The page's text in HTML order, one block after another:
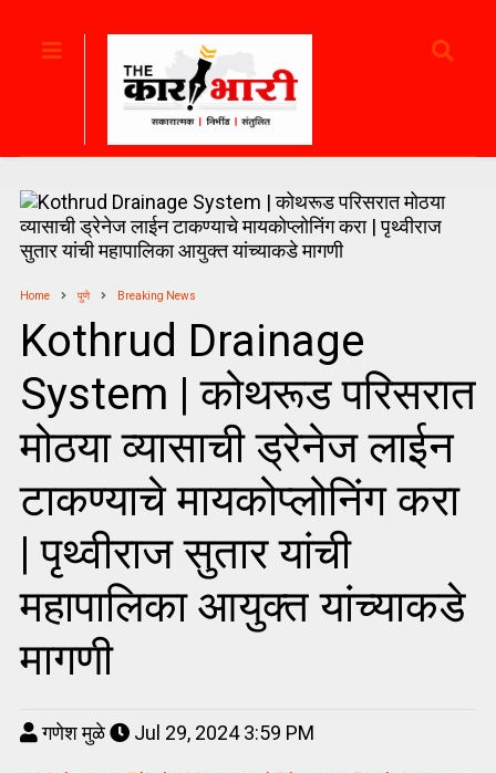
Home पुणे Breaking News
Kothrud Drainage
System | कोथरूड परिसरात
मोठया व्यासाची ड्रेनेज लाईन
टाकण्याचे मायकोप्लोनिंग करा
| पृथ्वीराज सुतार यांची
महापालिका आयुक्त यांच्याकडे
मागणी
गणेश मुळे Jul 29, 2024 3:59 PM